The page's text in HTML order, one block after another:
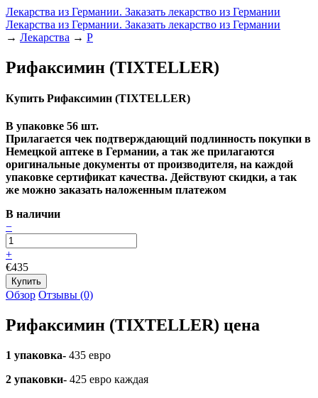
Лекарства из Германии. Заказать лекарство из Германии
Лекарства из Германии. Заказать лекарство из Германии
→ Лекарства → Р
Рифаксимин (TIXTELLER)
Купить Рифаксимин (TIXTELLER)
В упаковке 56 шт.
Прилагается чек подтверждающий подлинность покупки в
Немецкой аптеке в Германии, а так же прилагаются
оригинальные документы от производителя, на каждой
упаковке сертификат качества. Действуют скидки, а так
же можно заказать наложенным платежом
В наличии
−
+
€435
Обзор Отзывы (0)
Рифаксимин (TIXTELLER) цена
1 упаковка- 435 евро
2 упаковки- 425 евро каждая